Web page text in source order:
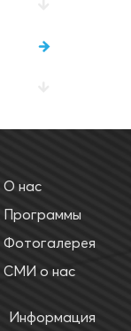
О нас
Программы
Фотогалерея
СМИ о нас
Информация